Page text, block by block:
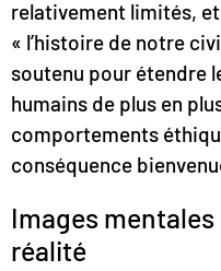
relativement limités,
« l’histoire de notre
soutenu pour étendre
humains de plus en
comportements
conséquence
Images
réalité